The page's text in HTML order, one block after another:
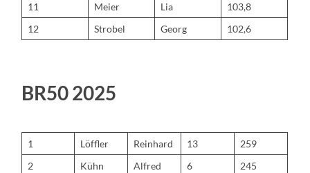
11
Meier Lia
103,8
12
Strobel Georg 102,6
BR50 2025
1 Löffler Reinhard 13
259
2
Kühn Alfred 6
245